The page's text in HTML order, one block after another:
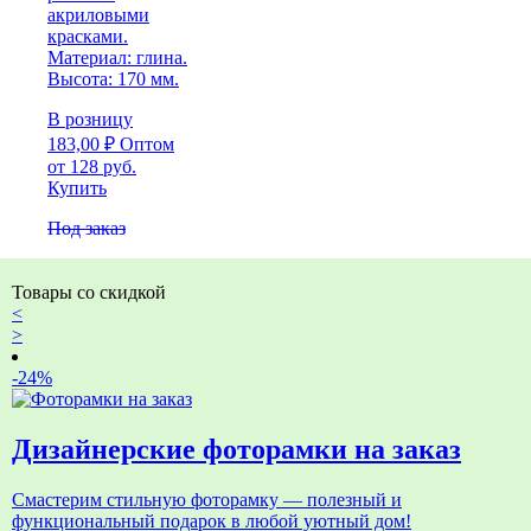
акриловыми
красками.
Материал: глина.
Высота: 170 мм.
В розницу
183,00 ₽ Оптом
от 128 руб.
Купить
Под заказ
Товары со скидкой
<
>
-24%
Дизайнерские фоторамки на заказ
Смастерим стильную фоторамку — полезный и
функциональный подарок в любой уютный дом!